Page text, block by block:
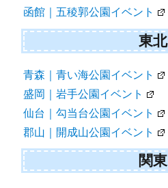
函館｜五稜郭公園イベント
東北
青森｜青い海公園イベント
盛岡｜岩手公園イベント
仙台｜勾当台公園イベント
郡山｜開成山公園イベント
関東